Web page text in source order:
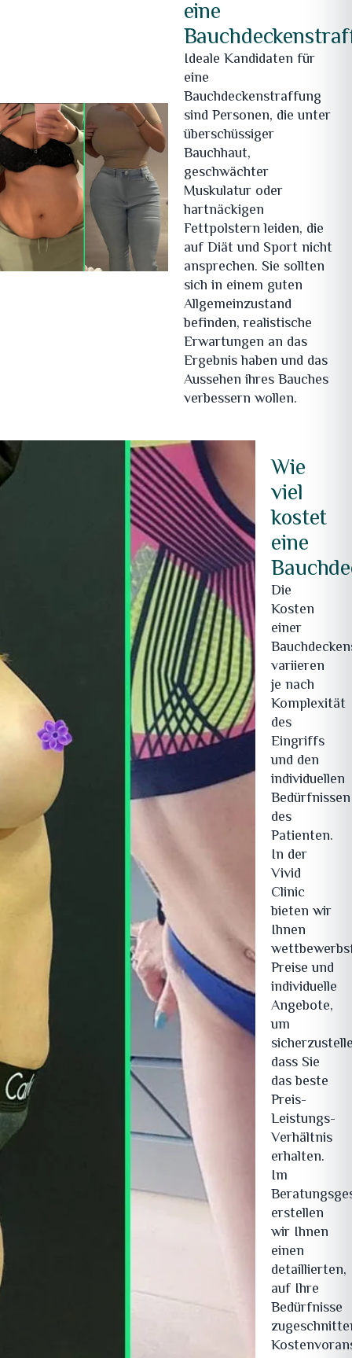
eine
Ideale Kandidaten für
eine
Bauchdeckenstraffung
sind Personen, die unter
überschüssiger
Bauchhaut,
geschwächter
Muskulatur oder
hartnäckigen
Fettpolstern leiden, die
auf Diät und Sport nicht
ansprechen. Sie sollten
sich in einem guten
Allgemeinzustand
befinden, realistische
Erwartungen an das
Ergebnis haben und das
Aussehen ihres Bauches
verbessern wollen.
Wie
viel
kostet
eine
Die
Kosten
einer
variieren
je nach
Komplexität
des
Eingriffs
und den
individuellen
Bedürfnissen
des
Patienten.
In der
Vivid
Clinic
bieten wir
Ihnen
Preise und
individuelle
Angebote,
um
dass Sie
das beste
Preis-
Leistungs-
Verhältnis
erhalten.
Im
erstellen
wir Ihnen
einen
detaillierten,
auf Ihre
Bedürfnisse